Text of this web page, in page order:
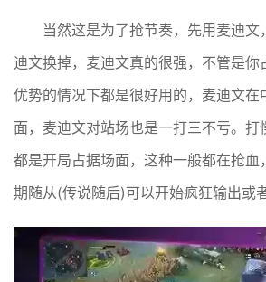
当然这是为了抢节奏，先用麦迪
迪文换掉，麦迪文真的很强，不管是你
优势的情况下都是很好用的，麦迪文在
面，麦迪文对站场也是一打三不亏。打
都是开局占据场面，这种一般都在抢
期随从(传说随后)可以开始疯狂输出或